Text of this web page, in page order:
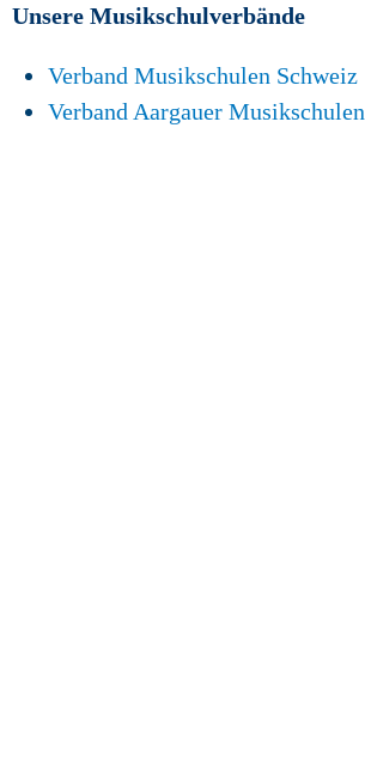
Unsere Musikschulverbände
Verband Musikschulen Schweiz
Verband Aargauer Musikschulen